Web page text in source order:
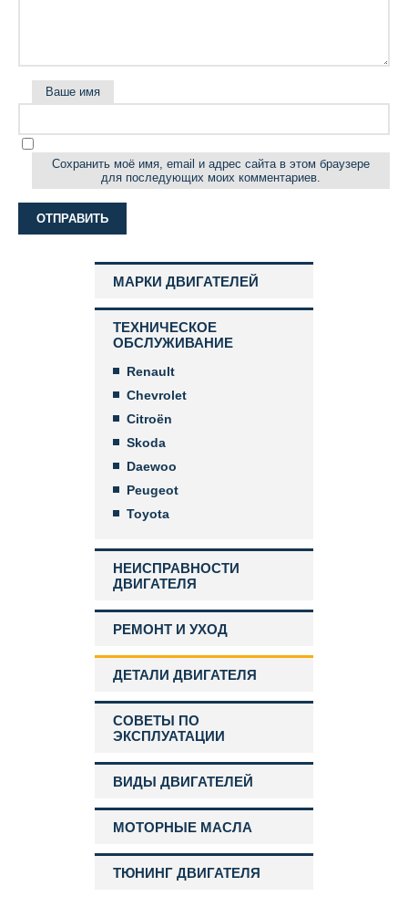
Ваше имя
Сохранить моё имя, email и адрес сайта в этом браузере
для последующих моих комментариев.
МАРКИ ДВИГАТЕЛЕЙ
ТЕХНИЧЕСКОЕ
ОБСЛУЖИВАНИЕ
Renault
Chevrolet
Citroën
Skoda
Daewoo
Peugeot
Toyota
НЕИСПРАВНОСТИ
ДВИГАТЕЛЯ
РЕМОНТ И УХОД
ДЕТАЛИ ДВИГАТЕЛЯ
СОВЕТЫ ПО
ЭКСПЛУАТАЦИИ
ВИДЫ ДВИГАТЕЛЕЙ
МОТОРНЫЕ МАСЛА
ТЮНИНГ ДВИГАТЕЛЯ